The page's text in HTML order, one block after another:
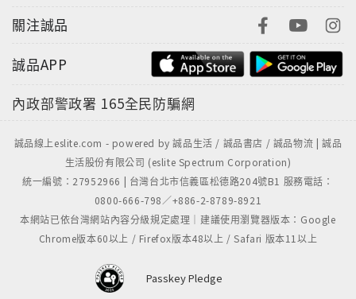
關注誠品
誠品APP
內政部警政署 165全民防騙網
誠品線上eslite.com - powered by 誠品生活 / 誠品書店 / 誠品物流 | 誠品
生活股份有限公司 (eslite Spectrum Corporation)
統一編號：27952966 | 台灣台北市信義區松德路204號B1 服務電話：
0800-666-798／+886-2-8789-8921
本網站已依台灣網站內容分級規定處理｜建議使用瀏覽器版本：Google
Chrome版本60以上 / Firefox版本48以上 / Safari 版本11以上
Passkey Pledge